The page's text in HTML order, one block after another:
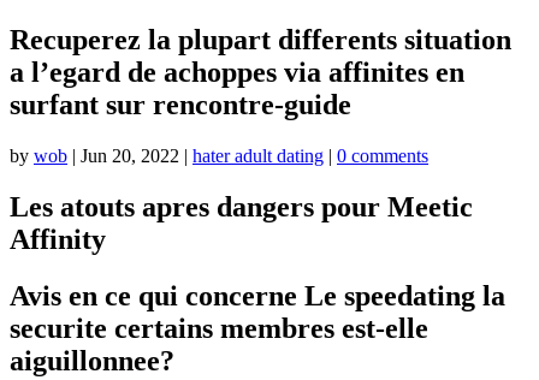
Recuperez la plupart differents situation
a l’egard de achoppes via affinites en
surfant sur rencontre-guide
by wob | Jun 20, 2022 | hater adult dating | 0 comments
Les atouts apres dangers pour Meetic
Affinity
Avis en ce qui concerne Le speedating la
securite certains membres est-elle
aiguillonnee?